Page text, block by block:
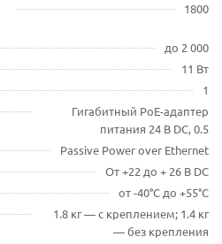
1800
до 2 000
11 Вт
1
Гигабитный PoE-адаптер
питания 24 В DC, 0.5
Passive Power over Ethernet
От +22 до + 26 В DC
от -40°C до +55°C
1.8 кг — с креплением; 1.4 кг
— без крепления